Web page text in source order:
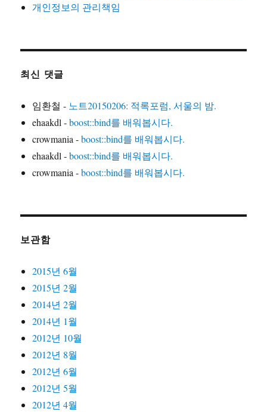
개인정보의 관리책임
최신 댓글
임환철 - 노트20150206: 적록포럼, 서울의 밤.
ehaakdl-boost::bind를 배워봅시다.
crowmania-boost::bind를 배워봅시다.
ehaakdl-boost::bind를 배워봅시다.
crowmania-boost::bind를 배워봅시다.
보관함
2015년 6월
2015년 2월
2014년 2월
2014년 1월
2012년 10월
2012년 8월
2012년 6월
2012년 5월
2012년 4월